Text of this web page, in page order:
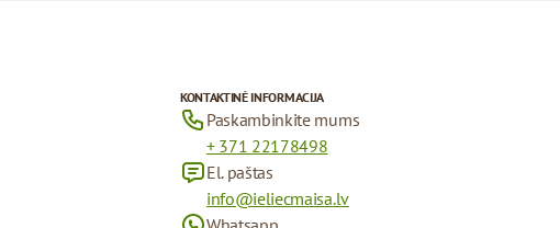
KONTAKTINĖ INFORMACIJA
Paskambinkite mums
+ 371 22178498
El. paštas
info@ieliecmaisa.lv